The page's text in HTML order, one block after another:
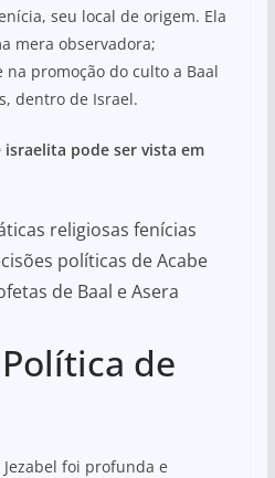
seu local de origem. Ela
mera observadora;
promoção do culto a Baal
dentro de Israel.
pode ser vista em
religiosas fenícias
políticas de Acabe
de Baal e Asera
de
Jezabel foi profunda e